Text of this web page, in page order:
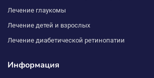
Лечение глаукомы
Лечение детей и взрослых
Лечение диабетической ретинопатии
Информация